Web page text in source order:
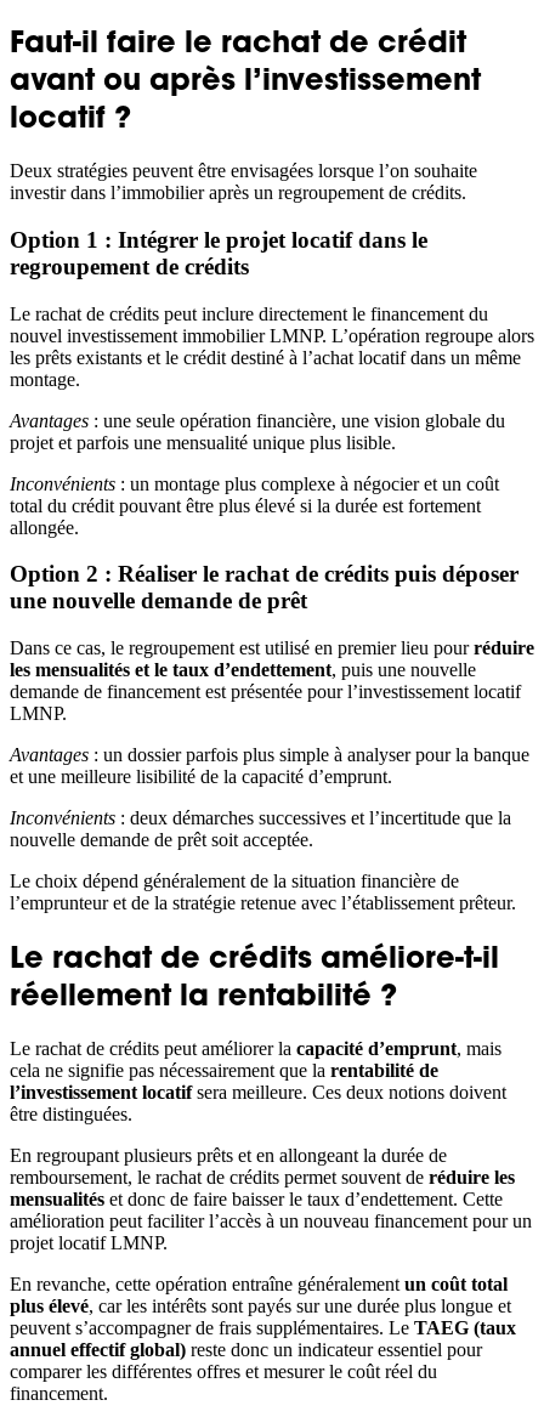
Faut-il faire le rachat de crédit
avant ou après l’investissement
locatif ?
Deux stratégies peuvent être envisagées lorsque l’on souhaite
investir dans l’immobilier après un regroupement de crédits.
Option 1 : Intégrer le projet locatif dans le
regroupement de crédits
Le rachat de crédits peut inclure directement le financement du
nouvel investissement immobilier LMNP. L’opération regroupe alors
les prêts existants et le crédit destiné à l’achat locatif dans un même
montage.
Avantages : une seule opération financière, une vision globale du
projet et parfois une mensualité unique plus lisible.
Inconvénients : un montage plus complexe à négocier et un coût
total du crédit pouvant être plus élevé si la durée est fortement
allongée.
Option 2 : Réaliser le rachat de crédits puis déposer
une nouvelle demande de prêt
Dans ce cas, le regroupement est utilisé en premier lieu pourréduire
les mensualités et le taux d’endettement, puis une nouvelle
demande de financement est présentée pour l’investissement locatif
LMNP.
Avantages : un dossier parfois plus simple à analyser pour la banque
et une meilleure lisibilité de la capacité d’emprunt.
Inconvénients : deux démarches successives et l’incertitude que la
nouvelle demande de prêt soit acceptée.
Le choix dépend généralement de la situation financière de
l’emprunteur et de la stratégie retenue avec l’établissement prêteur.
Le rachat de crédits améliore-t-il
réellement la rentabilité ?
Le rachat de crédits peut améliorer la capacité d’emprunt, mais
cela ne signifie pas nécessairement que la rentabilité de
l’investissement locatifsera meilleure. Ces deux notions doivent
être distinguées.
En regroupant plusieurs prêts et en allongeant la durée de
remboursement, le rachat de crédits permet souvent de réduire les
mensualités et donc de faire baisser le taux d’endettement. Cette
amélioration peut faciliter l’accès à un nouveau financement pour un
projet locatif LMNP.
En revanche, cette opération entraîne généralement un coût total
plus élevé, car les intérêts sont payés sur une durée plus longue et
peuvent s’accompagner de frais supplémentaires. Le TAEG (taux
annuel effectif global) reste donc un indicateur essentiel pour
comparer les différentes offres et mesurer le coût réel du
financement.